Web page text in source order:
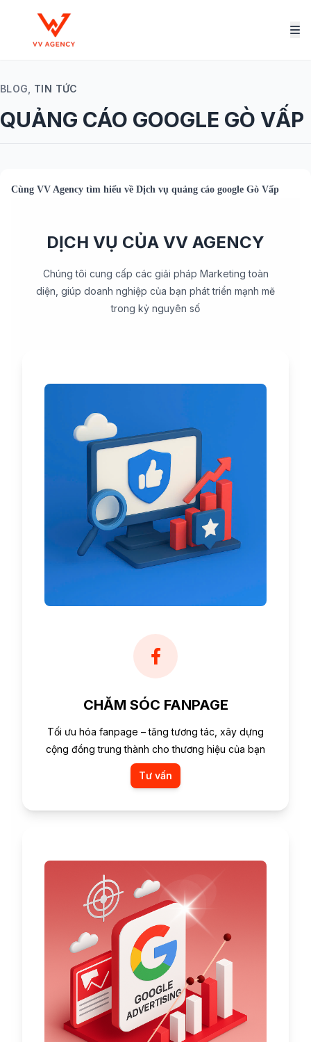
BLOG, TIN TỨC
QUẢNG CÁO GOOGLE GÒ VẤP
Cùng VV Agency tìm hiểu về Dịch vụ quảng cáo google Gò Vấp
DỊCH VỤ CỦA VV AGENCY
Chúng tôi cung cấp các giải pháp Marketing toàn
diện, giúp doanh nghiệp của bạn phát triển mạnh mẽ
trong kỷ nguyên số
CHĂM SÓC FANPAGE
Tối ưu hóa fanpage – tăng tương tác, xây dựng
cộng đồng trung thành cho thương hiệu của bạn
Tư vấn